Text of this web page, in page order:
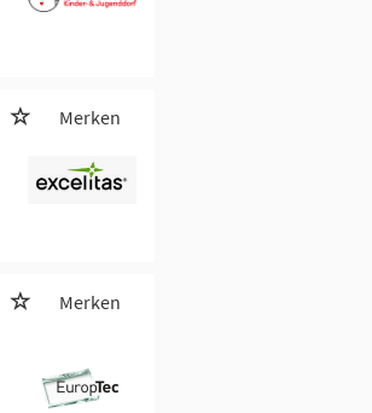
Merken
Merken